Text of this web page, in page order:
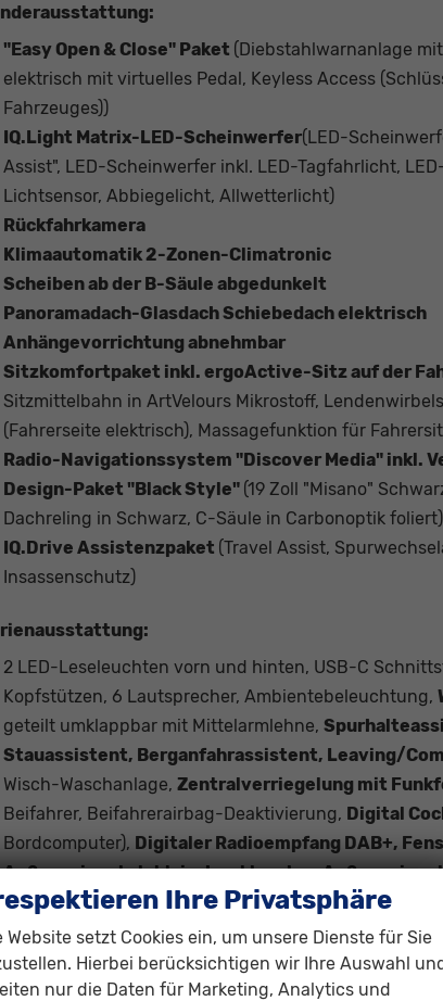
"Easy Open & Close" Paket (Diebstahlwarnanlage
elektrisch mit virtuelles Pedal, Keyless Access
Fahrzeuges))
IQ.Light Matrix-LED-Scheinwerfer(LED-
Assist", LED-Scheinwerfer inkl. LED-Tagfahrlicht,
Lichtsensor, Abbiegelicht, Allwetterlicht)
Rückfahrkamera
Klimaautomatik 2-Zonen-Climatronic
Scheiben ab der B-Säule abgedunkelt
Panoramadach-Glasdach Schiebedach elektrisch
Anhängevorrichtung abnehmbar
Sitzkomfortpaket inkl. ergoActive-Sitz auf der
Sitzmittelbahn in ArtVelours Mikrostoff,
(Fahrerseite elektrisch), Massagefunktion für
Radio-Navigationssystem "Discover Media" inkl.
Design-Paket "Black Style" (19 Zoll "Misano"
Dachreling in Schwarz, C-Säule in Carbonoptik foliert)
IQ.Drive Assistenzpaket (Travel Assist,
Insassenschutz)
2 LED-Leseleuchten vorn und hinten, USB-C
Kopfstützen, 6 Lautsprecher, Ambientebeleuchtung,
geteilt umklappbar mit Mittelarmlehne,
Stauassistent, Berganfahrassistent, Leaving/
Wisch-Waschanlage, Zentralverriegelung mit
Beifahrer, Beifahrerairbag-Deaktivierung, Digital
Bordcomputer), Digitaler Radioempfang DAB+,
Außenspiegel elektrisch anklappbar,
Servolenkung, Wegfahrsperre elektrisch, Parkbremse
Tire-Mobility-Set, Make-up-Spiegel in den
Vordersitzlehnen, Freisprecheinrichtung
automatisch abblendend, Parklenkassistent inkl.
Ihre Privatsphäre
Website setzt Cookies ein, um unsere Dienste für Sie
Hierbei berücksichtigen wir Ihre Auswahl
nur die Daten für Marketing, Analytics und